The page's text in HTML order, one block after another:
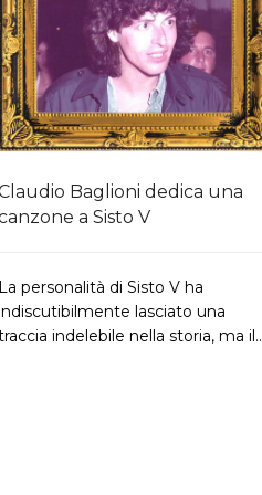
Baglioni dedica una
a Sisto V
La personalità di Sisto V ha
lasciato una
indelebile nella storia, ma